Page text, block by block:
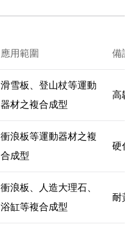
應用範圍 備註
滑雪板、登山杖等運動
器材之複合成型
高
衝浪板等運動器材之複
合成型
硬
衝浪板、人造大理石、
浴缸等複合成型
耐